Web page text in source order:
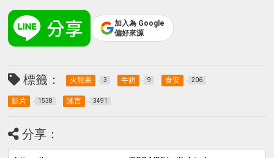
加入為 Google
偏好來源
標籤： 火龍果 3 牛奶 9 食安 206
影片 1538 謠言 3491
分享：